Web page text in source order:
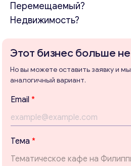
Перемещаемый?
Недвижимость?
Этот бизнес больше
Но вы можете оставить заявку и
аналогичный вариант.
Email *
Тема *